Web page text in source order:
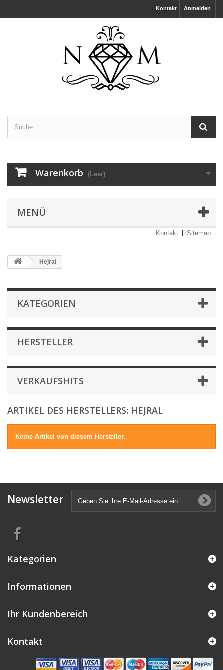
Anmelden
Kontakt
Warenkorb (Leer)
MENÜ
Kontakt Sitemap
Hejral
KATEGORIEN
HERSTELLER
VERKAUFSHITS
ARTIKEL DES HERSTELLERS: HEJRAL
Keine Artikel von diesem Hersteller.
Newsletter
Kategorien
Informationen
Ihr Kundenbereich
Kontakt